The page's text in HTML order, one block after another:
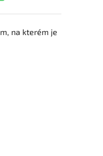
na kterém je